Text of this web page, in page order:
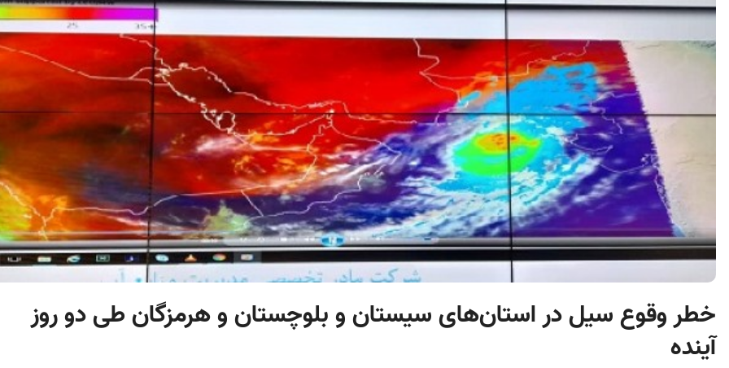
خطر وقوع سیل در استان‌های سیستان و بلوچستان و هرمزگان طی دو روز
آینده